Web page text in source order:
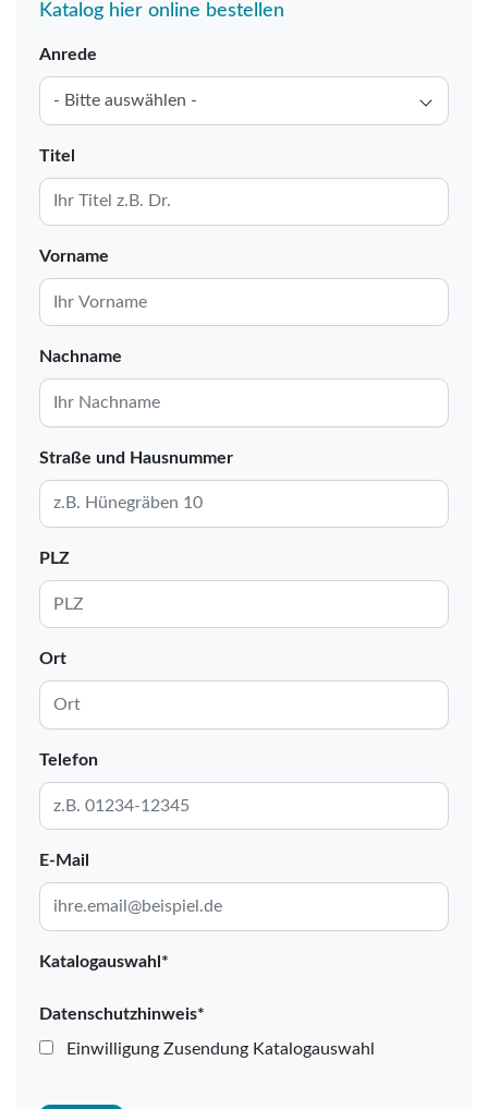
Katalog hier online bestellen
Anrede
Titel
Vorname
Nachname
Straße und Hausnummer
PLZ
Ort
Telefon
E-Mail
Katalogauswahl*
Datenschutzhinweis*
Einwilligung Zusendung Katalogauswahl